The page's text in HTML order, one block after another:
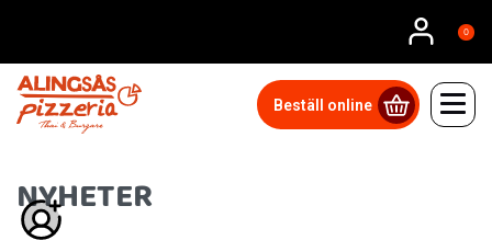
0
Beställ online
NYHETER